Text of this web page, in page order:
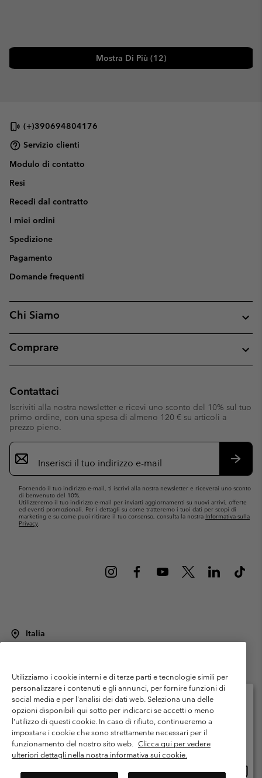
Mostra Di Più (12)
(+)390694804176
Servizio clienti
Modulo di contatto
Resi
Recedi dal contratto
I miei ordini
Spedizione
Pagamento
Domande frequenti
Chi Siamo
Comprare
Contattaci
Iscriviti alla nostra newsletter e ricevi uno sconto del 10% sul tuo
primo ordine, con una spesa di almeno 120 € su articoli a
prezzo pieno.
Iscrizione
e-
mail
Fornendo il tuo indirizzo e-mail, ti iscrivi alla nostra newsletter e riceverai uno sconto
di benvenuto del 10%.
Utilizzeremo il tuo indirizzo e-mail per inviarti aggiornamenti su nuovi arrivi, offerte
ed eventi promozionali. Per i dettagli su come tratteremo i tuoi dati per scopi di
marketing e su come puoi ritirare il tuo consenso, consulta la nostra Informativa sulla
Privacy.
Italia
Termini di utilizzo
Condizioni Generali di Venditaa
Garanzia
Politica sulla privacy
Termini e condizioni del programma di membership
Condizioni di utilizzo dei contenuti generati dagli utenti
Impressum
Cookies
Public CBCR
Utilizziamo i cookie interni e di terze parti e tecnologie simili per
personalizzare i contenuti e gli annunci, per fornire funzioni di
social media e per l'analisi dei dati web. Seleziona una delle
opzioni disponibili qui sotto per indicarci se accetti o meno
l'utilizzo di questi cookie. In caso di rifiuto, continueremo a
impostare i cookie che sono strettamente necessari per il
funzionamento del nostro sito web. Clicca qui per vedere
ulteriori dettagli nella nostra informativa sui cookie.
Seleziona il paese di spedizione e la lingua
Shopping online disponibile